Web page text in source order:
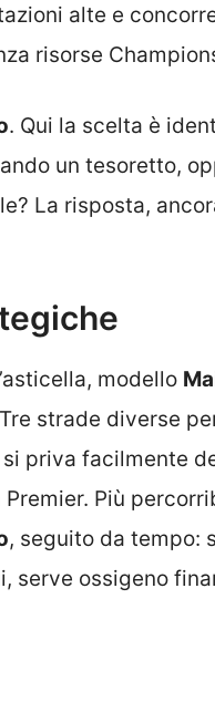
alte e
risorse
. Qui la scelta è
un tesoretto,
La risposta,
modello
strade diverse
priva facilmente
Più
, seguito da tempo:
serve ossigeno